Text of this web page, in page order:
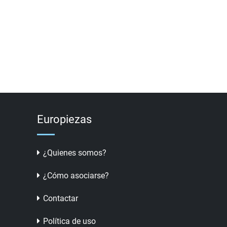
Europiezas
¿Quienes somos?
¿Cómo asociarse?
Contactar
Política de uso